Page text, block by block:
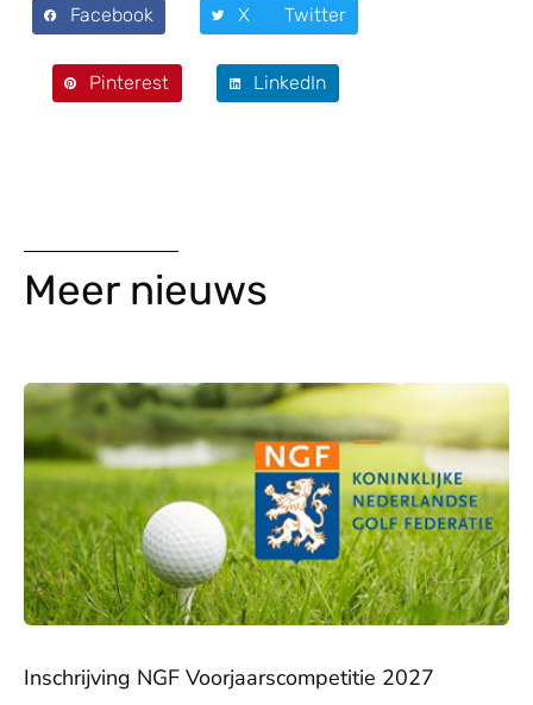
Facebook X Twitter
Pinterest LinkedIn
Meer nieuws
Inschrijving NGF Voorjaarscompetitie 2027